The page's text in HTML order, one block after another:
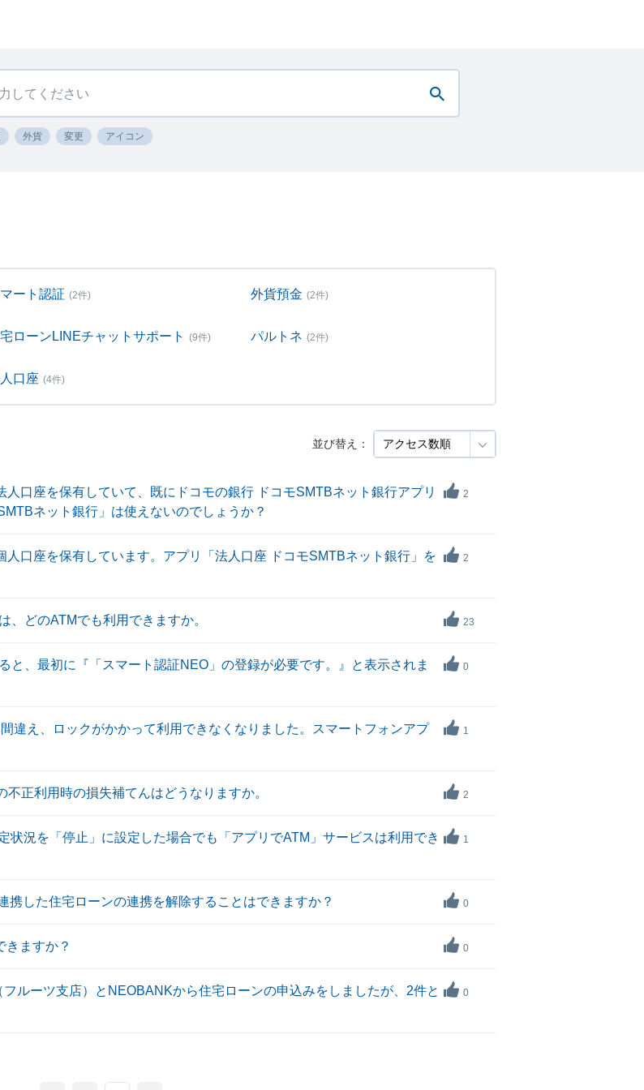
外貨 変更 アイコン
ート認証 (2件) 外貨預金 (2件)
ローンLINEチャットサポート (9件) パルトネ (2件)
口座 (4件)
並び替え：
人口座を保有していて、既にドコモの銀行 ドコモSMTBネット銀行アプリ
ネット銀行」は使えないのでしょうか？
2
人口座を保有しています。アプリ「法人口座 ドコモSMTBネット銀行」を
2
、どのATMでも利用できますか。 23
と、最初に『「スマート認証NEO」の登録が必要です。』と表示されま
0
違え、ロックがかかって利用できなくなりました。スマートフォンアプ
1
不正利用時の損失補てんはどうなりますか。 2
状況を「停止」に設定した場合でも「アプリでATM」サービスは利用でき
1
携した住宅ローンの連携を解除することはできますか？ 0
きますか？ 0
ルーツ支店）とNEOBANKから住宅ローンの申込みをしましたが、2件と
0